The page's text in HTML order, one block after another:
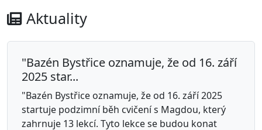
Aktuality
"Bazén Bystřice oznamuje, že od 16. září
2025 star...
"Bazén Bystřice oznamuje, že od 16. září 2025
startuje podzimní běh cvičení s Magdou, který
zahrnuje 13 lekcí. Tyto lekce se budou konat